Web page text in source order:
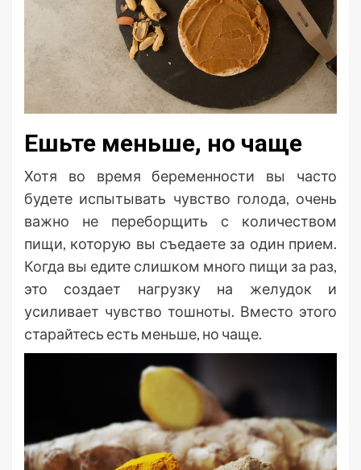
Ешьте меньше, но чаще
Хотя во время беременности вы часто
будете испытывать чувство голода, очень
важно не переборщить с количеством
пищи, которую вы съедаете за один прием.
Когда вы едите слишком много пищи за раз,
это создает нагрузку на желудок и
усиливает чувство тошноты. Вместо этого
старайтесь есть меньше, но чаще.